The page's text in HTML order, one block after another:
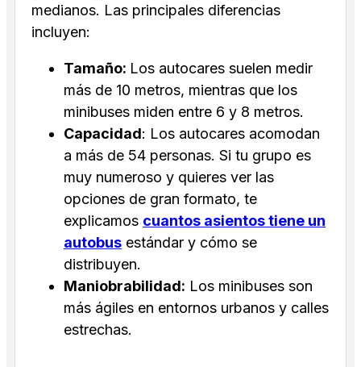
medianos. Las principales diferencias
incluyen:
Tamaño: Los autocares suelen medir
más de 10 metros, mientras que los
minibuses miden entre 6 y 8 metros.
Capacidad: Los autocares acomodan
a más de 54 personas. Si tu grupo es
muy numeroso y quieres ver las
opciones de gran formato, te
explicamos cuantos asientos tiene un
autobus estándar y cómo se
distribuyen.
Maniobrabilidad: Los minibuses son
más ágiles en entornos urbanos y calles
estrechas.